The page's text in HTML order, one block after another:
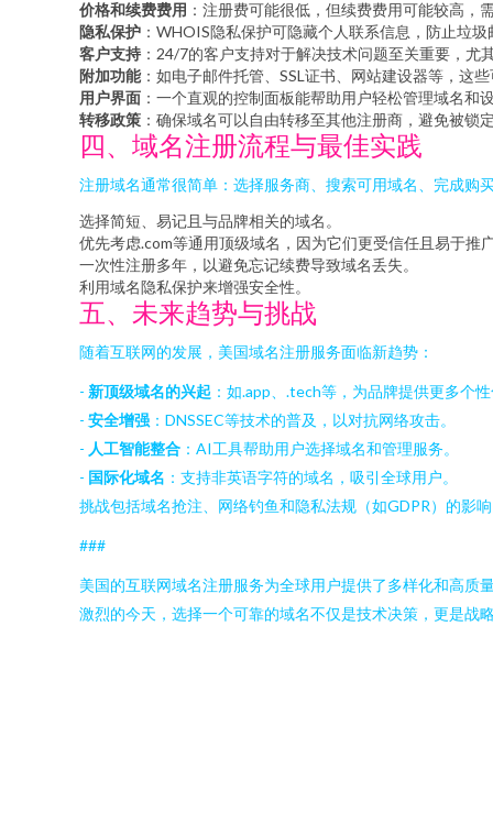
价格和续费费用 ：注册费可能很低，但续费费用可能较高，
隐私保护 ：WHOIS隐私保护可隐藏个人联系信息，防止垃
客户支持 ：24/7的客户支持对于解决技术问题至关重要，尤
附加功能：如电子邮件托管、SSL证书、网站建设器等，这些
用户界面 ：一个直观的控制面板能帮助用户轻松管理域名和设
转移政策 ：确保域名可以自由转移至其他注册商，避免被锁定
四、域名注册流程与最佳实践
注册域名通常很简单：选择服务商、搜索可用域名、完成购
选择简短、易记且与品牌相关的域名。
优先考虑.com等通用顶级域名，因为它们更受信任且易于推广
一次性注册多年，以避免忘记续费导致域名丢失。
利用域名隐私保护来增强安全性。
五、未来趋势与挑战
随着互联网的发展，美国域名注册服务面临新趋势：
- 新顶级域名的兴起 ：如.app、.tech等，为品牌提供更多个性
- 安全增强 ：DNSSEC等技术的普及，以对抗网络攻击。
- 人工智能整合 ：AI工具帮助用户选择域名和管理服务。
- 国际化域名 ：支持非英语字符的域名，吸引全球用户。
挑战包括域名抢注、网络钓鱼和隐私法规（如GDPR）的影
###
美国的互联网域名注册服务为全球用户提供了多样化和高质
激烈的今天，选择一个可靠的域名不仅是技术决策，更是战